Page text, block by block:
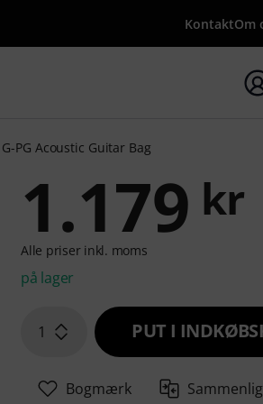
KontaktOm
med søgeord {searchTerm}
G-PG Acoustic Guitar Bag
1.179 kr
Alle priser inkl. moms
på lager
1 PUT I
Bogmærk